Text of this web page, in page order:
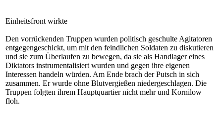
Einheitsfront wirkte
Den vorrückenden Truppen wurden politisch geschulte Agitatoren
entgegengeschickt, um mit den feindlichen Soldaten zu diskutieren
und sie zum Überlaufen zu bewegen, da sie als Handlager eines
Diktators instrumentalisiert wurden und gegen ihre eigenen
Interessen handeln würden. Am Ende brach der Putsch in sich
zusammen. Er wurde ohne Blutvergießen niedergeschlagen. Die
Truppen folgten ihrem Hauptquartier nicht mehr und Kornilow
floh.